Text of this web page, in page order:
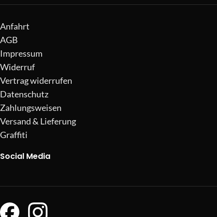
Anfahrt
AGB
Impressum
Widerruf
Vertrag widerrufen
Datenschutz
Zahlungsweisen
Versand & Lieferung
Graffiti
Social Media